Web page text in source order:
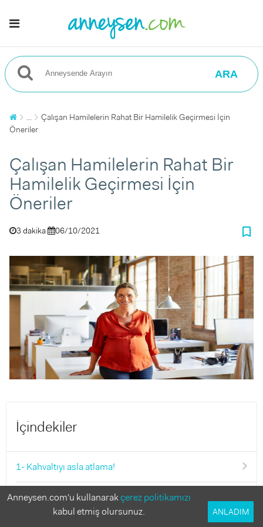
ARA
...
Çalışan Hamilelerin Rahat Bir Hamilelik Geçirmesi İçin
Öneriler
Çalışan Hamilelerin Rahat Bir
Hamilelik Geçirmesi İçin
Öneriler
3 dakika 06/10/2021 bookmark_border
İçindekiler
1- Kahvaltıyı asla atlama!
2- Giyimine özen göster!
Anneysen.com'u kullanarakçerez politikamızı
kabul etmiş olursunuz.
ANLADIM